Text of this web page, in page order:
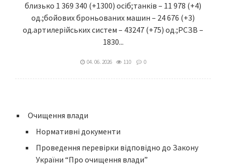
близько 1 369 340 (+1300) осіб;танків – 11 978 (+4)
од.;бойових броньованих машин – 24 676 (+3)
од.артилерійських систем – 43247 (+75) од.;РСЗВ –
1830...
04. 06. 2026 110 0
Очищення влади
Нормативні документи
Проведення перевірки відповідно до Закону
України “Про очищення влади”